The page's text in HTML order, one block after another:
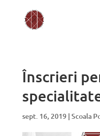
Înscrieri
sept. 16, 2019| Scoala